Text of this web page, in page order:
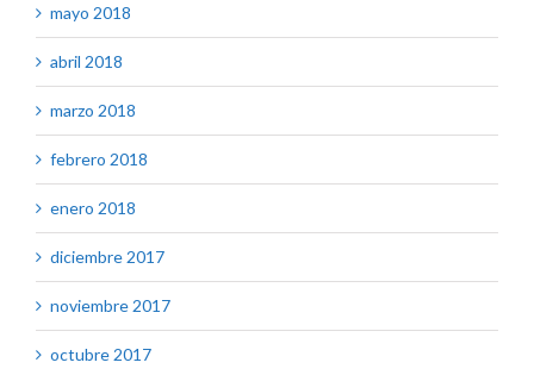
mayo 2018
abril 2018
marzo 2018
febrero 2018
enero 2018
diciembre 2017
noviembre 2017
octubre 2017